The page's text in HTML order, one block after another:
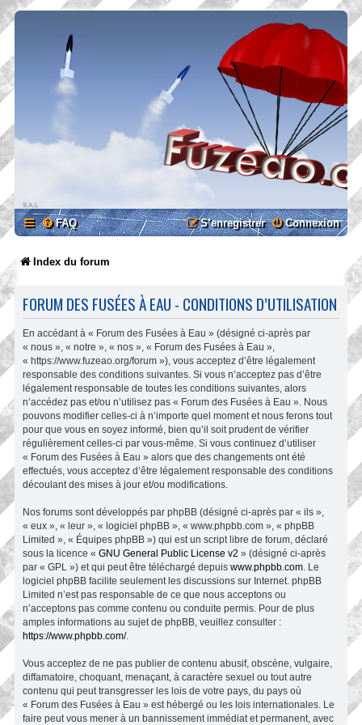
FAQ Connexion
S’enregistrer
Index du forum
FORUM DES FUSÉES À EAU - CONDITIONS D’UTILISATION
En accédant à « Forum des Fusées à Eau » (désigné ci-après par
« nous », « notre », « nos », « Forum des Fusées à Eau »,
« https://www.fuzeao.org/forum »), vous acceptez d’être légalement
responsable des conditions suivantes. Si vous n’acceptez pas d’être
légalement responsable de toutes les conditions suivantes, alors
n’accédez pas et/ou n’utilisez pas « Forum des Fusées à Eau ». Nous
pouvons modifier celles-ci à n’importe quel moment et nous ferons tout
pour que vous en soyez informé, bien qu’il soit prudent de vérifier
régulièrement celles-ci par vous-même. Si vous continuez d’utiliser
« Forum des Fusées à Eau » alors que des changements ont été
effectués, vous acceptez d’être légalement responsable des conditions
découlant des mises à jour et/ou modifications.
Nos forums sont développés par phpBB (désigné ci-après par « ils »,
« eux », « leur », « logiciel phpBB », « www.phpbb.com », « phpBB
Limited », « Équipes phpBB ») qui est un script libre de forum, déclaré
sous la licence « GNU General Public License v2 » (désigné ci-après
par « GPL ») et qui peut être téléchargé depuis www.phpbb.com . Le
logiciel phpBB facilite seulement les discussions sur Internet. phpBB
Limited n’est pas responsable de ce que nous acceptons ou
n’acceptons pas comme contenu ou conduite permis. Pour de plus
amples informations au sujet de phpBB, veuillez consulter :
https://www.phpbb.com/.
Vous acceptez de ne pas publier de contenu abusif, obscène, vulgaire,
diffamatoire, choquant, menaçant, à caractère sexuel ou tout autre
contenu qui peut transgresser les lois de votre pays, du pays où
« Forum des Fusées à Eau » est hébergé ou les lois internationales. Le
faire peut vous mener à un bannissement immédiat et permanent, avec